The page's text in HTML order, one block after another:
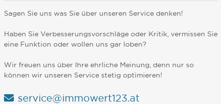
Sagen Sie uns was Sie über unseren Service denken!
Haben Sie Verbesserungsvorschläge oder Kritik, vermissen Sie
eine Funktion oder wollen uns gar loben?
Wir freuen uns über Ihre ehrliche Meinung, denn nur so
können wir unseren Service stetig optimieren!
service@immowert123.at